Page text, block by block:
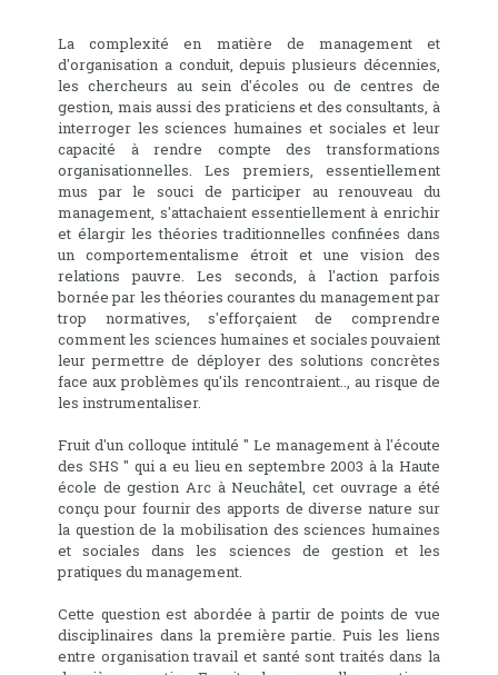
La complexité en matière de management et
d'organisation a conduit, depuis plusieurs décennies,
les chercheurs au sein d'écoles ou de centres de
gestion, mais aussi des praticiens et des consultants, à
interroger les sciences humaines et sociales et leur
capacité à rendre compte des transformations
organisationnelles. Les premiers, essentiellement
mus par le souci de participer au renouveau du
management, s'attachaient essentiellement à enrichir
et élargir les théories traditionnelles confinées dans
un comportementalisme étroit et une vision des
relations pauvre. Les seconds, à l'action parfois
bornée par les théories courantes du management par
trop normatives, s'efforçaient de comprendre
comment les sciences humaines et sociales pouvaient
leur permettre de déployer des solutions concrètes
face aux problèmes qu'ils rencontraient.., au risque de
les instrumentaliser.
Fruit d'un colloque intitulé " Le management à l'écoute
des SHS " qui a eu lieu en septembre 2003 à la Haute
école de gestion Arc à Neuchâtel, cet ouvrage a été
conçu pour fournir des apports de diverse nature sur
la question de la mobilisation des sciences humaines
et sociales dans les sciences de gestion et les
pratiques du management.
Cette question est abordée à partir de points de vue
disciplinaires dans la première partie. Puis les liens
entre organisation travail et santé sont traités dans la